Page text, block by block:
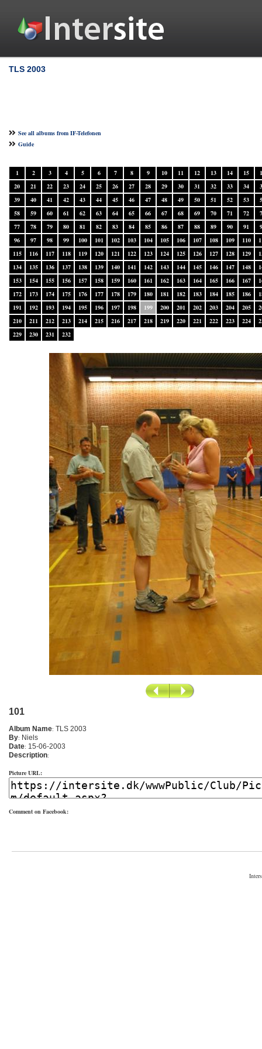
TLS 2003
See all albums from IF-Telefonen
Guide
1 2 3 4 5 6 7 8 9 10 11 12 13 14 15
20
21 22 23 24 25 26 27 28 29 30 31 32 33 34
39
40 41 42 43 44 45 46 47 48 49 50 51 52 53
58
59 60 61 62 63 64 65 66 67 68 69 70 71 72
77
78 79 80 81 82 83 84 85 86 87 88 89 90 91
96
97 98 99 100 101 102 103 104 105 106 107 108 109 110
115
116 117 118 119 120 121 122 123 124 125 126 127 128 129
134
135 136 137 138 139 140 141 142 143 144 145 146 147 148
153
154 155 156 157 158 159 160 161 162 163 164 165 166 167
172
173 174 175 176 177 178 179 180 181 182 183 184 185 186
191
192 193 194 195 196 197 198 199 200 201 202 203 204 205
210
211 212 213 214 215 216 217 218 219 220 221 222 223 224
229
230 231 232
101
Album Name: TLS 2003
By: Niels
Date: 15-06-2003
Description:
Picture URL:
Comment on Facebook: